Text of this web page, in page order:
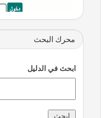
محرك البحث
ابحث في الدليل